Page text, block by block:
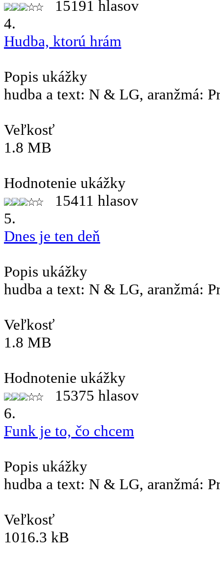
15191 hlasov
4.
Hudba, ktorú hrám
Popis ukážky
hudba a text: N & LG, aranžmá:
Veľkosť
1.8 MB
Hodnotenie ukážky
15411 hlasov
5.
Dnes je ten deň
Popis ukážky
hudba a text: N & LG, aranžmá:
Veľkosť
1.8 MB
Hodnotenie ukážky
15375 hlasov
6.
Funk je to, čo chcem
Popis ukážky
hudba a text: N & LG, aranžmá:
Veľkosť
1016.3 kB